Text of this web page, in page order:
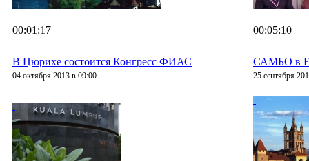
00:01:17
В Цюрихе состоится Конгресс ФИАС
04 октября 2013 в 09:00
00:05:10
САМБО в
25 сентября